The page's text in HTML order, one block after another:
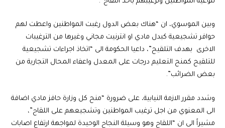
وبين الموسوي، ان “هناك بعض الدول رغبت المواطنين واعطت لهم
حوافر تشجيعية كبدل مادي او انترنيت مجاني وغيرها من الترغيبات
الاخرى بهدف التلقيح”، داعيا الحكومة الى “اتخاذ اجراءات تشجيعية
للتلقيح كمنح التعليم درجات على المعدل واعفاء المحال التجارية من
بعض الضرائب”.
وشدد مقرر الازمة النيابية، على ضرورة “منح كل وزارة حافز مادي اضافة
الى المعنوي من اجل ترغيب المواطنين وتشجيعهم على اللقاح”،
مشيراً الى ان “اللقاح وهو وسيلة النجاح الوحيدة لمواجهة ارتفاع اصابات